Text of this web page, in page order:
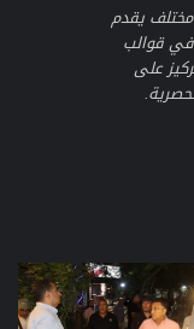
يقدم
في قوالب
على